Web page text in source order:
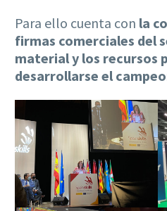
Para ello cuenta con la
firmas comerciales del
material y los recursos
desarrollarse el